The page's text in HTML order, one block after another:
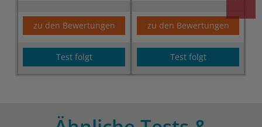
zu den Bewertungen zu den Bewertungen
Test folgt Test folgt